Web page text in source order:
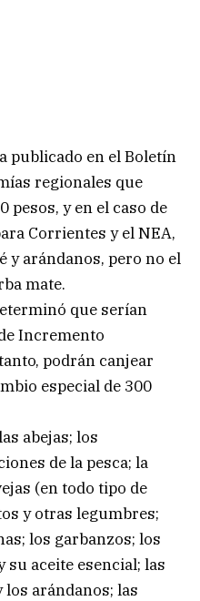
publicado en el Boletín
regionales que
pesos, y en el caso de
Corrientes y el NEA,
y arándanos, pero no el
mate.
que serían
Incremento
podrán canjear
especial de 300
abejas; los
de la pesca; la
(en todo tipo de
y otras legumbres;
los garbanzos; los
aceite esencial; las
los arándanos; las